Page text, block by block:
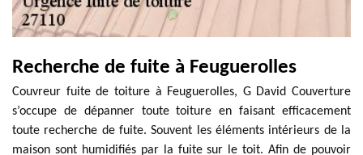
Recherche de fuite à Feuguerolles
Couvreur fuite de toiture à Feuguerolles, G David Couverture
s’occupe de dépanner toute toiture en faisant efficacement
toute recherche de fuite. Souvent les éléments intérieurs de la
maison sont humidifiés par la fuite sur le toit. Afin de pouvoir